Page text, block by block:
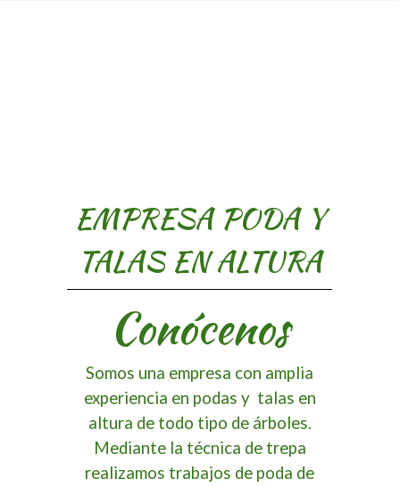
EMPRESA PODA Y
TALAS EN ALTURA
Conócenos
Somos una empresa con amplia
experiencia en podas y talas en
altura de todo tipo de árboles.
Mediante la técnica de trepa
realizamos trabajos de poda de